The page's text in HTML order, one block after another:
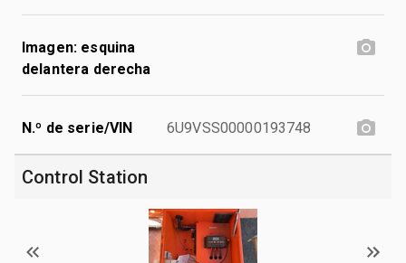
Imagen: esquina
delantera derecha
N.º de serie/VIN 6U9VSS00000193748
Control Station